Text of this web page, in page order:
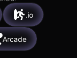
.io
Arcade